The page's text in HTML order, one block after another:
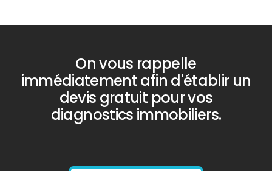
On vous rappelle
immédiatement afin d'établir un
devis gratuit pour vos
diagnostics immobiliers.